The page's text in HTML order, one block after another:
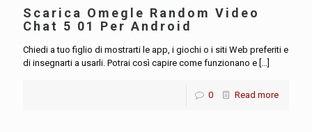
Scarica Omegle Random Video
Chat 5 01 Per Android
Chiedi a tuo figlio di mostrarti le app, i giochi o i siti Web preferiti e
di insegnarti a usarli. Potrai così capire come funzionano e […]
0 Read more